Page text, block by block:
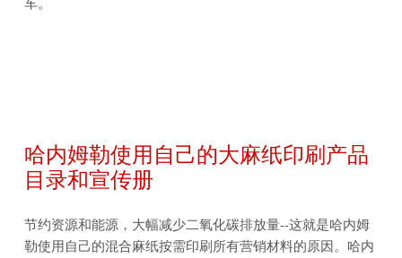
车。
哈内姆勒使用自己的大麻纸印刷产品
目录和宣传册
节约资源和能源，大幅减少二氧化碳排放量--这就是哈内姆
勒使用自己的混合麻纸按需印刷所有营销材料的原因。哈内